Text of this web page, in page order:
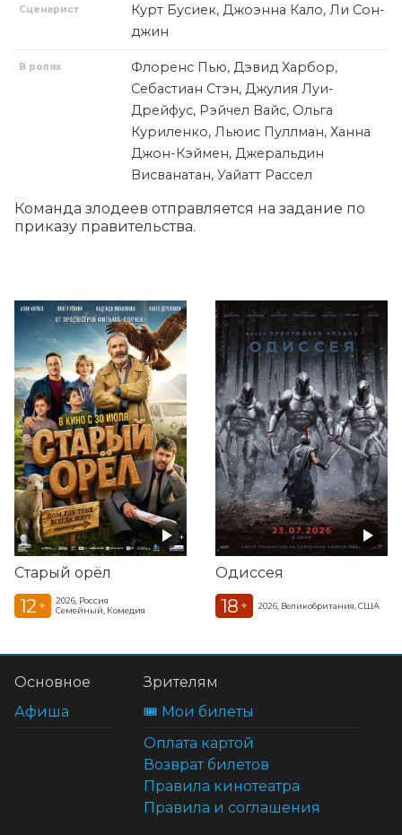
Сценарист
Курт Бусиек, Джоэнна Кало, Ли Сон-
джин
В ролях
Флоренс Пью, Дэвид Харбор,
Себастиан Стэн, Джулия Луи-
Дрейфус, Рэйчел Вайс, Ольга
Куриленко, Льюис Пуллман, Ханна
Джон-Кэймен, Джеральдин
Висванатан, Уайатт Рассел
Команда злодеев отправляется на задание по
приказу правительства.
Старый орёл
12 +
2026, Россия
Семейный, Комедия
Одиссея
18 + 2026, Великобритания, США
Основное
Афиша
Зрителям
🎟️ Мои билеты
Оплата картой
Возврат билетов
Правила кинотеатра
Правила и соглашения